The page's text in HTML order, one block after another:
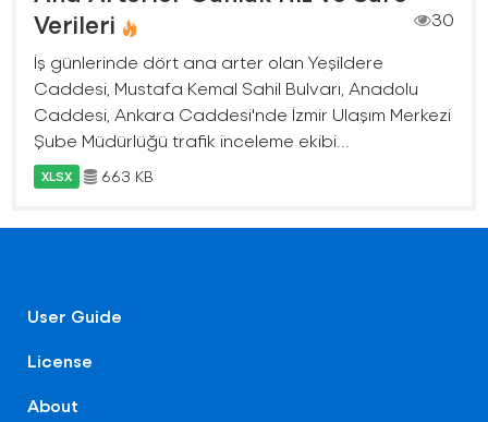
Verileri
30
İş günlerinde dört ana arter olan Yeşildere
Caddesi, Mustafa Kemal Sahil Bulvarı, Anadolu
Caddesi, Ankara Caddesi'nde İzmir Ulaşım Merkezi
Şube Müdürlüğü trafik inceleme ekibi...
XLSX 663 KB
User Guide
License
About